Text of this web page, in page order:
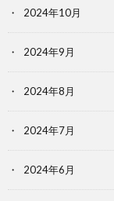
2024年10月
2024年9月
2024年8月
2024年7月
2024年6月